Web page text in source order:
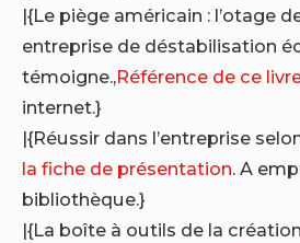
|{Le piège américain : l’otage
entreprise de déstabilisation
témoigne.,Référence de ce
internet.}
|{Réussir dans l’entreprise
la fiche de présentation. A
bibliothèque.}
|{La boîte à outils de la